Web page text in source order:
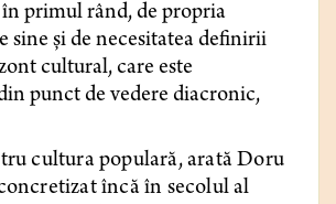
primul rând, de propria
sine și de necesitatea definirii
cultural, care este
punct de vedere diacronic,
cultura populară, arată Doru
încă în secolul al